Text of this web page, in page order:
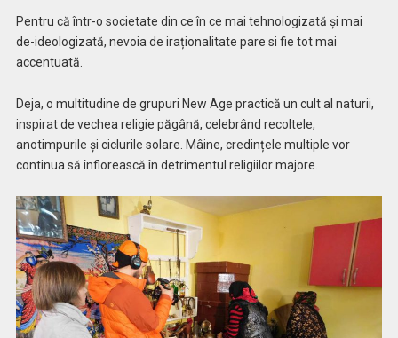
Pentru că într-o societate din ce în ce mai tehnologizată și mai
de-ideologizată, nevoia de iraționalitate pare si fie tot mai
accentuată.
Deja, o multitudine de grupuri New Age practică un cult al naturii,
inspirat de vechea religie păgână, celebrând recoltele,
anotimpurile și ciclurile solare. Mâine, credințele multiple vor
continua să înflorească în detrimentul religiilor majore.